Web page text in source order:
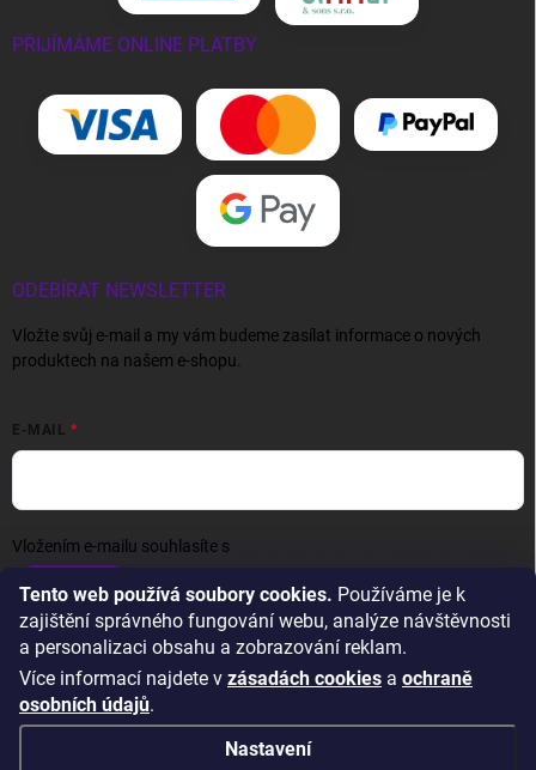
Tento web používá soubory cookies. Používáme je k
zajištění správného fungování webu, analýze návštěvnosti
a personalizaci obsahu a zobrazování reklam.
Více informací najdete v zásadách cookies a ochraně
osobních údajů.
Nastavení
PŘIJÍMÁME ONLINE PLATBY
ODEBÍRAT NEWSLETTER
Vložte svůj e-mail a my vám budeme zasílat informace o nových
produktech na našem e-shopu.
E-MAIL
Vložením e-mailu souhlasíte s
Přihlásit se